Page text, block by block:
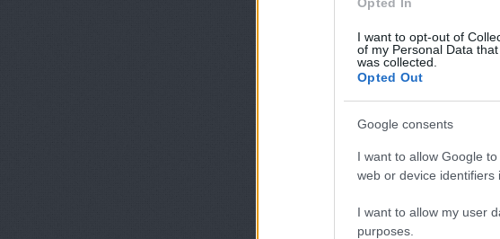
I want to opt-out of
of my Personal Data
was collected.
Opted Out
Google consents
I want to allow Google
web or device identifiers
I want to allow my user
purposes.